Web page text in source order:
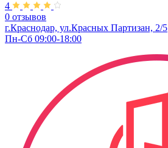
4
0 отзывов
г.Краснодар, ул.Красных Партизан, 2/5
Пн-Сб 09:00-18:00